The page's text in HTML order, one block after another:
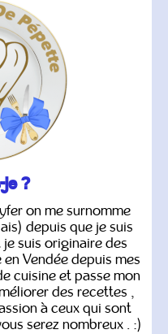
je ?
on me surnomme
depuis que je suis
suis originaire des
Vendée depuis mes
cuisine et passe mon
des recettes ,
à ceux qui sont
serez nombreux . :)